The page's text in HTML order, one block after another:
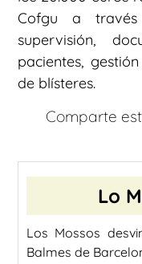
Cofgu a
supervisión,
pacientes,
de blísteres.
Comparte
Lo
Los Mossos
Balmes de